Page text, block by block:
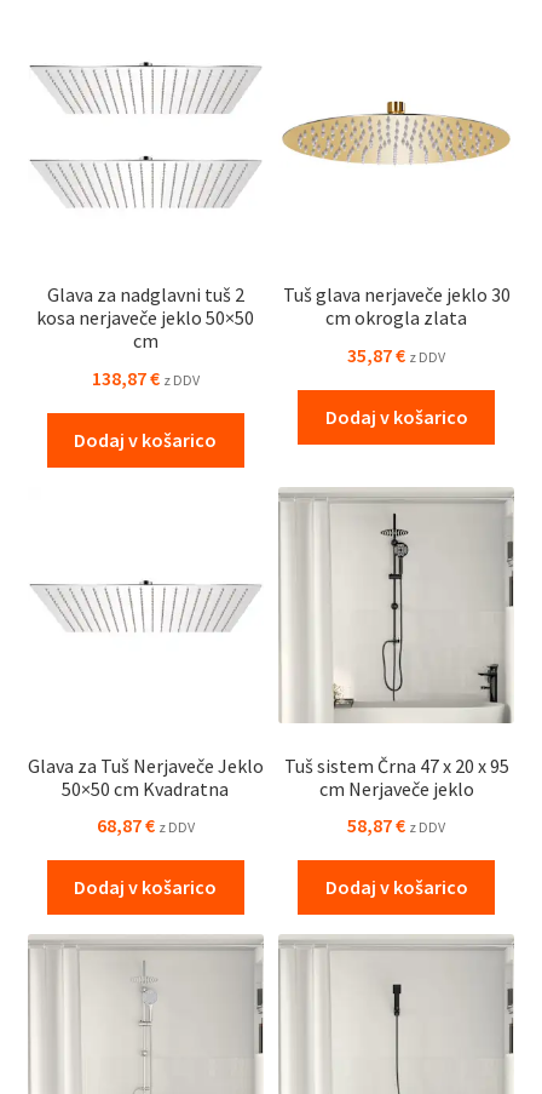
Glava za nadglavni tuš 2
kosa nerjaveče jeklo 50×50
cm
138,87€ z DDV
Dodaj v košarico
Tuš glava nerjaveče jeklo 30
cm okrogla zlata
35,87€ z DDV
Dodaj v košarico
Glava za Tuš Nerjaveče Jeklo
50×50 cm Kvadratna
68,87€ z DDV
Dodaj v košarico
Tuš sistem Črna 47 x 20 x 95
cm Nerjaveče jeklo
58,87€ z DDV
Dodaj v košarico